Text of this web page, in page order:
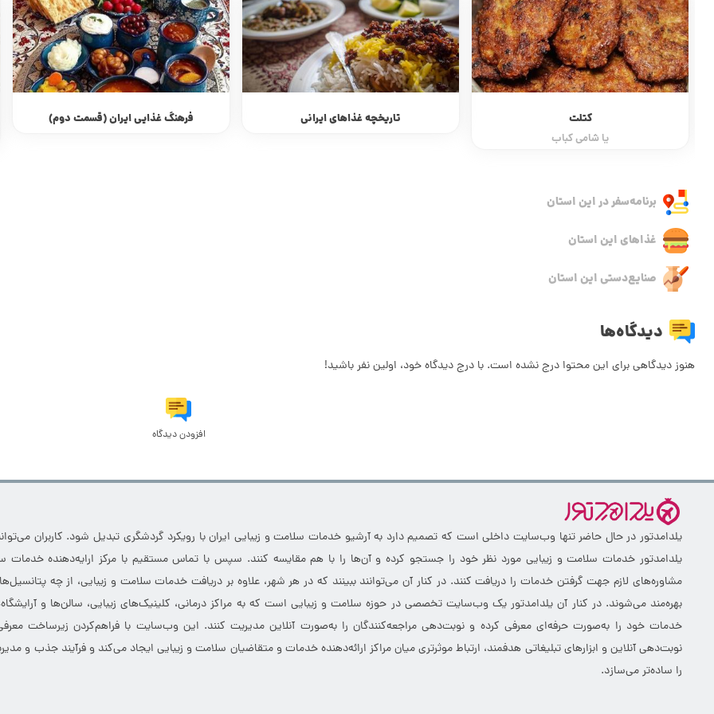
تاریخچه غذاهای ایرانی فرهنگ غذایی ایران (قسمت دوم)
استانبولی پلو
برنامه‌سفر‌ در این استان
غذاهای این استان
صنایع‌دستی این استان
دیدگاه‌ها
هنوز دیدگاهی برای این محتوا درج نشده است. با درج دیدگاه خود، اولین نفر باشید!
افزودن دیدگاه
یلدامدتور در حال حاضر تنها وب‌سایت داخلی است که تصمیم دارد به آرشیو خدمات سلامت و زیبایی ایران با رویکرد گردشگری تبدیل شود. کاربران
یلدامدتور خدمات سلامت و زیبایی مورد نظر خود را جستجو کرده و آن‌ها را با هم مقایسه کنند. سپس با تماس مستقیم با مرکز ارایه‌دهنده خدمات
مشاوره‌های لازم جهت گرفتن خدمات را دریافت کنند. در کنار آن می‌توانند ببینند که در هر شهر، علاوه بر دریافت خدمات سلامت و زیبایی، از چه
بهره‌مند می‌شوند. در کنار آن یلدامدتور یک وب‌سایت تخصصی در حوزه سلامت و زیبایی است که به مراکز درمانی، کلینیک‌های زیبایی، سالن‌ها و
خدمات خود را به‌صورت حرفه‌ای معرفی کرده و نوبت‌دهی مراجعه‌کنندگان را به‌صورت آنلاین مدیریت کنند. این وب‌سایت با فراهم‌کردن زیرساخت
نوبت‌دهی آنلاین و ابزارهای تبلیغاتی هدفمند، ارتباط موثرتری میان مراکز ارائه‌دهنده خدمات و متقاضیان سلامت و زیبایی ایجاد می‌کند و فرآیند جذب و
را ساده‌تر می‌سازد.